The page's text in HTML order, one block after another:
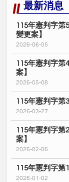
最新消息
115年憲判字第
變更案】
2026-06-05
115年憲判字第
案】
2026-05-08
115年憲判字第
2026-03-27
115年憲判字第
案】
2026-02-06
115年憲判字第
2026-01-02